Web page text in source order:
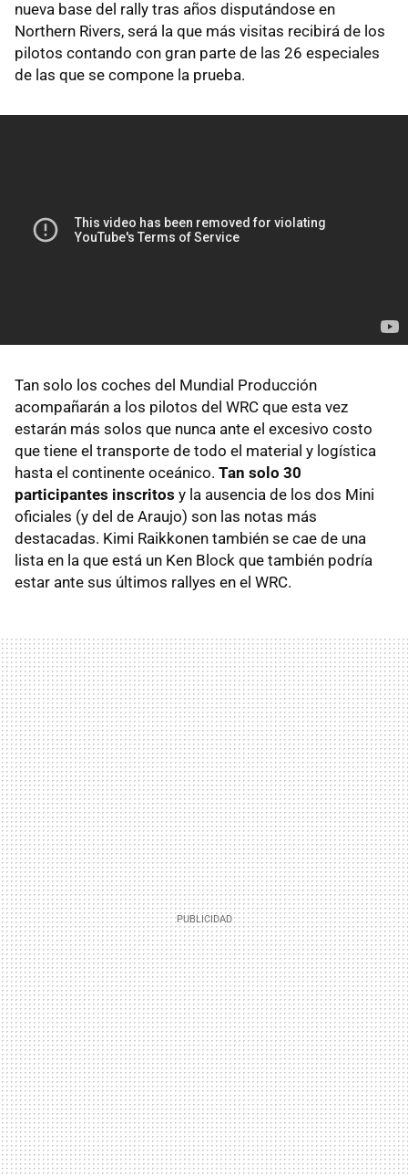
nueva base del rally tras años disputándose en
Northern Rivers, será la que más visitas recibirá de los
pilotos contando con gran parte de las 26 especiales
de las que se compone la prueba.
Tan solo los coches del Mundial Producción
acompañarán a los pilotos del WRC que esta vez
estarán más solos que nunca ante el excesivo costo
que tiene el transporte de todo el material y logística
hasta el continente oceánico. Tan solo 30
participantes inscritos y la ausencia de los dos Mini
oficiales (y del de Araujo) son las notas más
destacadas. Kimi Raikkonen también se cae de una
lista en la que está un Ken Block que también podría
estar ante sus últimos rallyes en el WRC.